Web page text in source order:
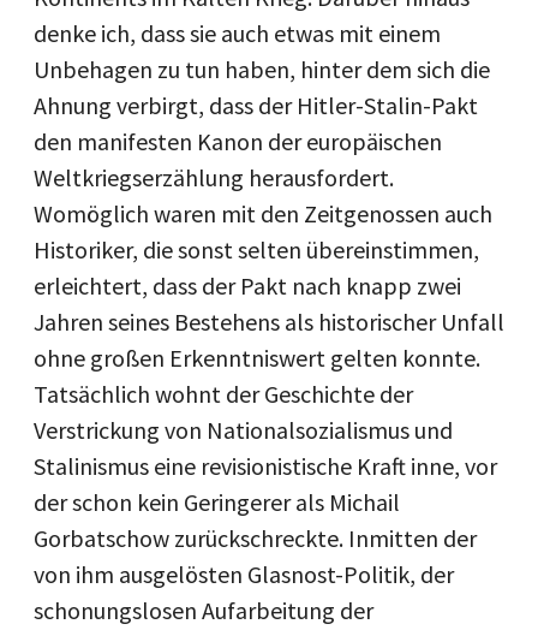
denke ich, dass sie auch etwas mit einem
Unbehagen zu tun haben, hinter dem sich die
Ahnung verbirgt, dass der Hitler-Stalin-Pakt
den manifesten Kanon der europäischen
Weltkriegserzählung herausfordert.
Womöglich waren mit den Zeitgenossen auch
Historiker, die sonst selten übereinstimmen,
erleichtert, dass der Pakt nach knapp zwei
Jahren seines Bestehens als historischer Unfall
ohne großen Erkenntniswert gelten konnte.
Tatsächlich wohnt der Geschichte der
Verstrickung von Nationalsozialismus und
Stalinismus eine revisionistische Kraft inne, vor
der schon kein Geringerer als Michail
Gorbatschow zurückschreckte. Inmitten der
von ihm ausgelösten Glasnost-Politik, der
schonungslosen Aufarbeitung der